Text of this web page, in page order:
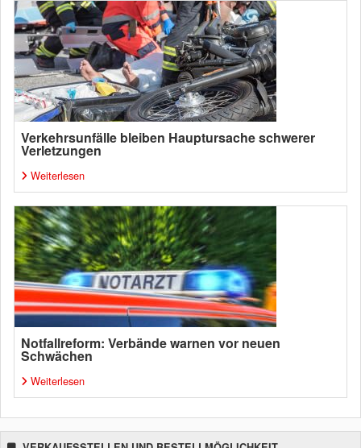
Verkehrsunfälle bleiben Hauptursache schwerer
Verletzungen
Weiterlesen
Notfallreform: Verbände warnen vor neuen
Schwächen
Weiterlesen